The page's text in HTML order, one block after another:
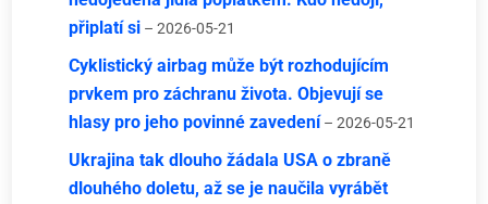
připlatí si – 2026-05-21
Cyklistický airbag může být rozhodujícím
prvkem pro záchranu života. Objevují se
hlasy pro jeho povinné zavedení – 2026-05-21
Ukrajina tak dlouho žádala USA o zbraně
dlouhého doletu, až se je naučila vyrábět